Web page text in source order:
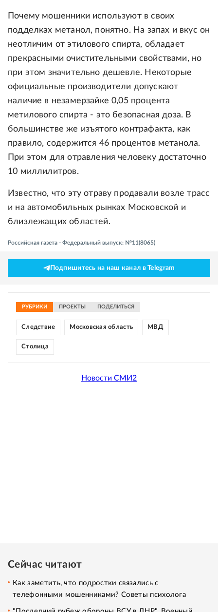
Почему мошенники используют в своих
подделках метанол, понятно. На запах и вкус он
неотличим от этилового спирта, обладает
прекрасными очистительными свойствами, но
при этом значительно дешевле. Некоторые
официальные производители допускают
наличие в незамерзайке 0,05 процента
метилового спирта - это безопасная доза. В
большинстве же изъятого контрафакта, как
правило, содержится 46 процентов метанола.
При этом для отравления человеку достаточно
10 миллилитров.
Известно, что эту отраву продавали возле трасс
и на автомобильных рынках Московской и
близлежащих областей.
Российская газета - Федеральный выпуск: №11(8065)
Подпишитесь на наш канал в Telegram
РУБРИКИ ПРОЕКТЫ ПОДЕЛИТЬСЯ
Следствие Московская область МВД
Столица
Новости СМИ2
Сейчас читают
Как заметить, что подростки связались с
телефонными мошенниками? Советы психолога